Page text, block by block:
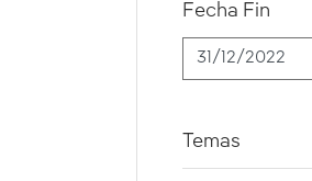
Fecha Fin
Temas